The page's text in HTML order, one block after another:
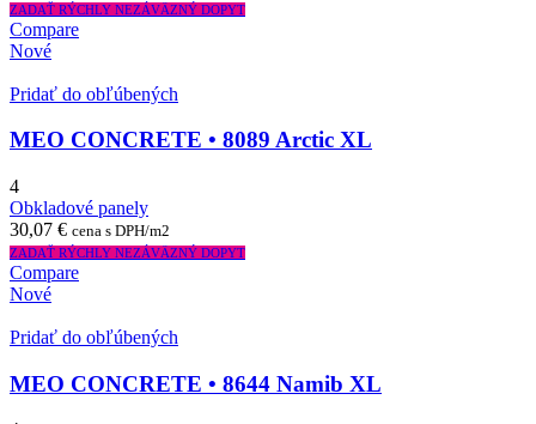
ZADAŤ RÝCHLY NEZÁVÄZNÝ DOPYT
Compare
Nové
Pridať do obľúbených
MEO CONCRETE • 8089 Arctic XL
4
Obkladové panely
30,07 € cena s DPH/m2
ZADAŤ RÝCHLY NEZÁVÄZNÝ DOPYT
Compare
Nové
Pridať do obľúbených
MEO CONCRETE • 8644 Namib XL